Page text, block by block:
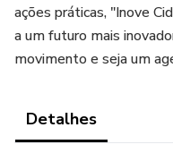
ações práticas, "Inove
a um futuro mais
movimento e seja um
Detalhes